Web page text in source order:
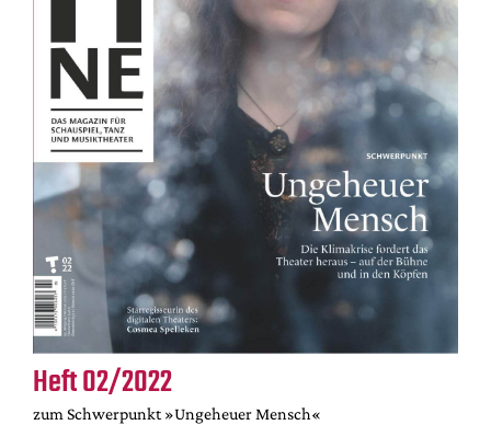
Heft 02/2022
zum Schwerpunkt »Ungeheuer Mensch«